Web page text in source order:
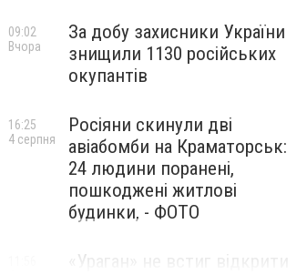
За добу захисники України
знищили 1130 російських
окупантів
09:02
Вчора
Росіяни скинули дві
авіабомби на Краматорськ:
24 людини поранені,
пошкоджені житлові
будинки, - ФОТО
16:25
4 серпня
«Ураган» не встиг відкрити